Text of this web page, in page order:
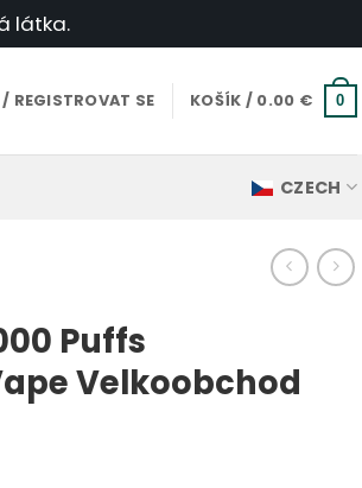
látka.
REGISTROVAT SE KOŠÍK / 0.00 € 0
CZECH
Puffs
Velkoobchod